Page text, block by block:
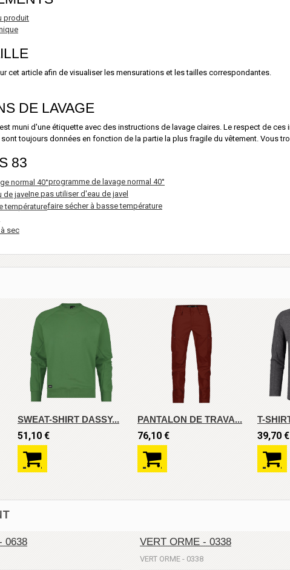
produit
cet article afin de visualiser les mensurations et les tailles correspondantes.
DE LAVAGE
muni d'une étiquette avec des instructions de lavage claires. Le respect de
toujours données en fonction de la partie la plus fragile du vêtement. Vous
83
programme de lavage normal 40°
ne pas utiliser d'eau de javel
faire sécher à basse température
à sec
SWEAT-SHIRT DASSY...
51,10 €
PANTALON DE TRAVA...
76,10 €
T-
39,70 €
0638 VERT ORME - 0338
VERT ORME - 0338